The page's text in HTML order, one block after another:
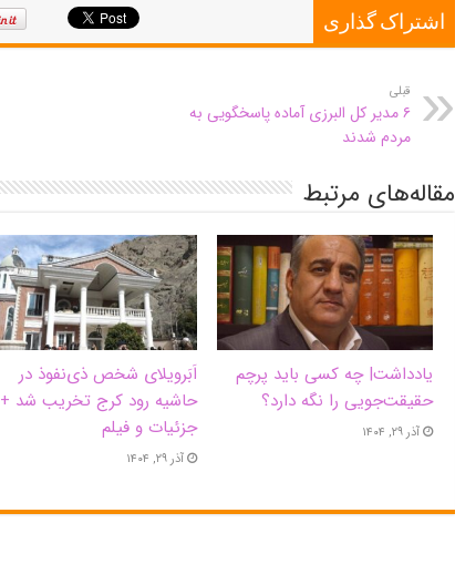
اشتراک گذاری
قبلی
۶ مدیر کل البرزی آماده پاسخگویی به
مردم شدند
مقاله‌های مرتبط
یادداشت| ‌چه کسی باید پرچم
حقیقت‌جویی را نگه دارد؟
آذر ۲۹, ۱۴۰۴
اَبَر‌ویلای شخص ذی‌نفوذ در
حاشیه‌ رود کرج تخریب شد +
جزئیات و فیلم
آذر ۲۹, ۱۴۰۴